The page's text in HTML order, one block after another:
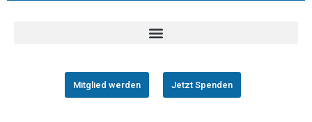
Mitglied werden Jetzt Spenden